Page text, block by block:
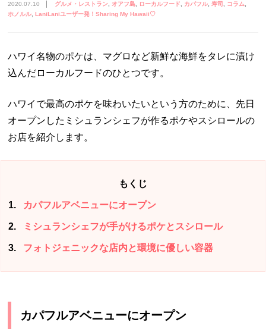
2020.07.10 グルメ・レストラン オアフ島 ローカルフード カパフル 寿司
コラム
ホノルル
LaniLaniユーザー発！Sharing My Hawaii♡
ハワイ名物のポケは、マグロなど新鮮な海鮮をタレに漬け
込んだローカルフードのひとつです。
ハワイで最高のポケを味わいたいという方のために、先日
オープンしたミシュランシェフが作るポケやスシロールの
お店を紹介します。
もくじ
1 カパフルアベニューにオープン
2 ミシュランシェフが手がけるポケとスシロール
3 フォトジェニックな店内と環境に優しい容器
カパフルアベニューにオープン